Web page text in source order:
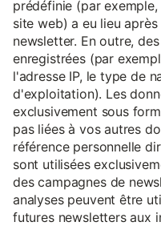
prédéfinie (par
site web) a eu lieu
newsletter. En outre,
enregistrées (par
l'adresse IP, le type de
d'exploitation). Les
exclusivement sous
pas liées à vos autres
référence personnelle
sont utilisées
des campagnes de
analyses peuvent être
futures newsletters aux